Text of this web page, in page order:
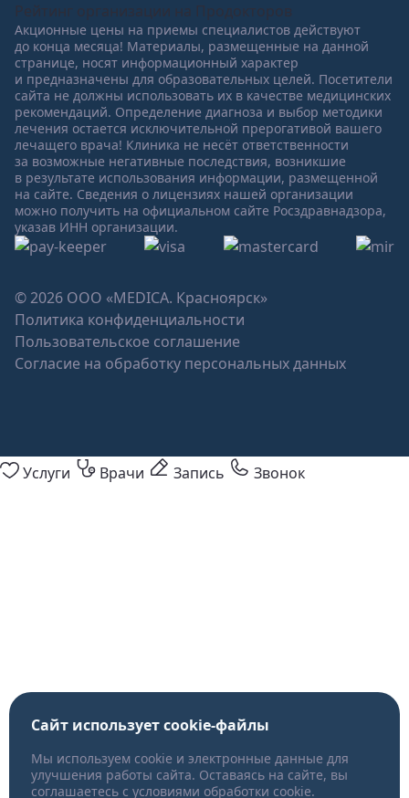
Рейтинг организации на Продокторов
Акционные цены на приемы специалистов действуют
до конца месяца! Материалы, размещенные на данной
странице, носят информационный характер
и предназначены для образовательных целей. Посетители
сайта не должны использовать их в качестве медицинских
рекомендаций. Определение диагноза и выбор методики
лечения остается исключительной прерогативой вашего
лечащего врача! Клиника не несёт ответственности
за возможные негативные последствия, возникшие
в результате использования информации, размещенной
на сайте. Сведения о лицензиях нашей организации
можно получить на официальном сайте Росздравнадзора,
указав ИНН организации.
© 2026 ООО «MEDICA. Красноярск»
Политика конфиденциальности
Пользовательское соглашение
Согласие на обработку персональных данных
Услуги Врачи Запись Звонок
Сайт использует cookie-файлы
Мы используем cookie и электронные данные для
улучшения работы сайта. Оставаясь на сайте, вы
соглашаетесь с условиями обработки cookie.